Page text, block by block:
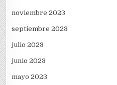
noviembre 2023
septiembre 2023
julio 2023
junio 2023
mayo 2023